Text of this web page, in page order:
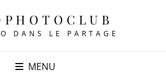
DANS LE PARTAGE
MENU